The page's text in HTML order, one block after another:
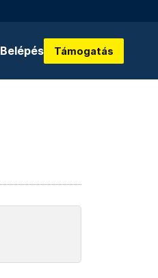
Belépés Támogatás